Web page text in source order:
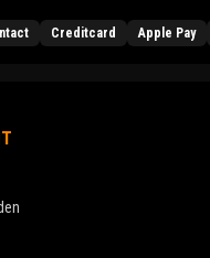
Creditcard Apple Pay